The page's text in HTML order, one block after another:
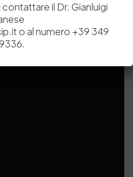
il Dr. Gianluigi
o al numero +39 349